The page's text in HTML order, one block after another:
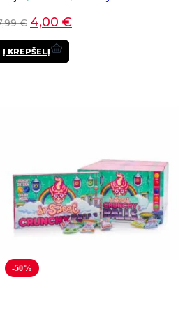
€ 4,00 €
Į KREPŠELĮ
-50%